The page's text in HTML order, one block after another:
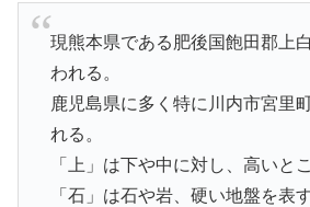
現熊本県である肥後国飽田郡上
われる。
鹿児島県に多く特に川内市宮里
れる。
「上」は下や中に対し、高いと
「石」は石や岩、硬い地盤を表す